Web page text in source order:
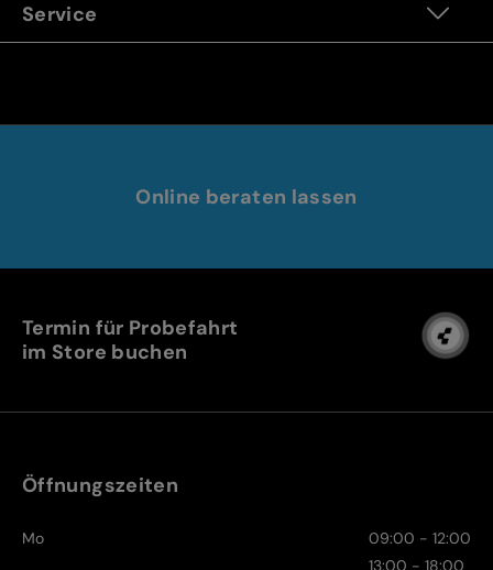
Service
Online beraten lassen
Termin für Probefahrt
im Store buchen
Öffnungszeiten
Mo
09:00 - 12:00
13:00 - 18:00